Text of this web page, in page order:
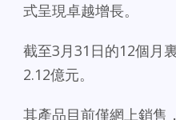
式呈現卓越增長。
截至3月31日的12個月
2.12億元。
其產品目前僅網上銷售